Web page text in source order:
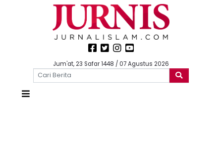
Jum'at, 23 Safar 1448 / 07 Agustus 2026